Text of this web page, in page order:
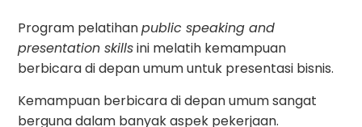
Program pelatihanpublic speaking and
presentation skillsini melatih kemampuan
berbicara di depan umum untuk presentasi bisnis.
Kemampuan berbicara di depan umum sangat
berguna dalam banyak aspek pekerjaan.